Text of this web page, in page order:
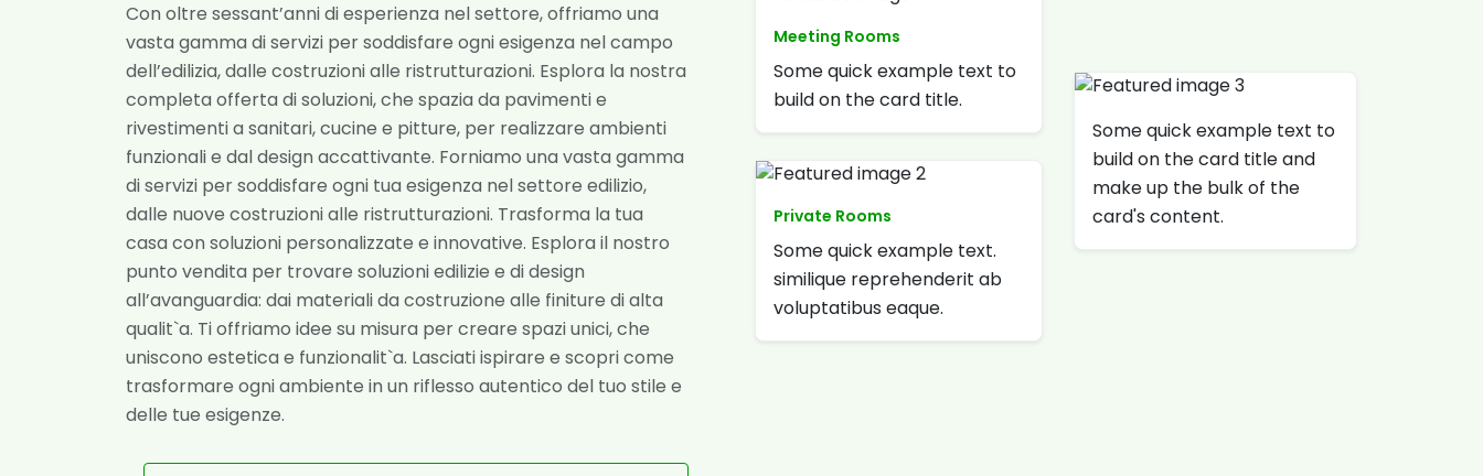
Con oltre sessant’anni di esperienza nel settore, offriamo una
vasta gamma di servizi per soddisfare ogni esigenza nel campo
dell’edilizia, dalle costruzioni alle ristrutturazioni. Esplora la nostra
completa offerta di soluzioni, che spazia da pavimenti e
rivestimenti a sanitari, cucine e pitture, per realizzare ambienti
funzionali e dal design accattivante. Forniamo una vasta gamma
di servizi per soddisfare ogni tua esigenza nel settore edilizio,
dalle nuove costruzioni alle ristrutturazioni. Trasforma la tua
casa con soluzioni personalizzate e innovative. Esplora il nostro
punto vendita per trovare soluzioni edilizie e di design
all’avanguardia: dai materiali da costruzione alle finiture di alta
qualit`a. Ti offriamo idee su misura per creare spazi unici, che
uniscono estetica e funzionalit`a. Lasciati ispirare e scopri come
trasformare ogni ambiente in un riflesso autentico del tuo stile e
delle tue esigenze.
Meeting Rooms
Some quick example text to
build on the card title.
Private Rooms
Some quick example text.
similique reprehenderit ab
voluptatibus eaque.
Some quick example text to
build on the card title and
make up the bulk of the
card's content.